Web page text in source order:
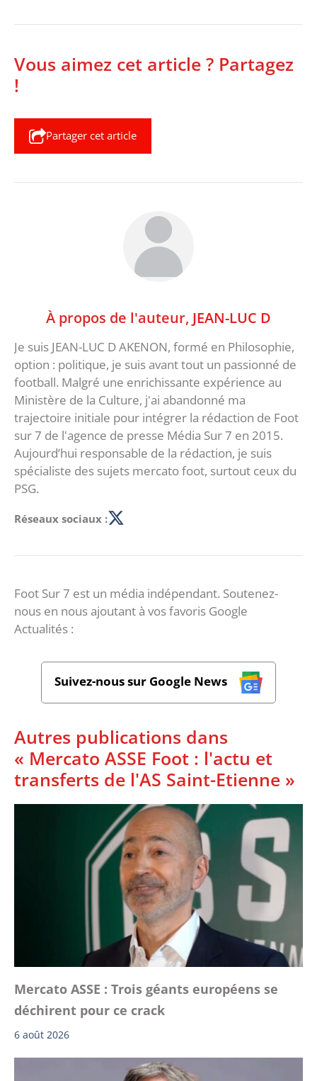
Vous aimez cet article ? Partagez
!
Partager cet article
À propos de l'auteur, JEAN-LUC D
Je suis JEAN-LUC D AKENON, formé en Philosophie,
option : politique, je suis avant tout un passionné de
football. Malgré une enrichissante expérience au
Ministère de la Culture, j'ai abandonné ma
trajectoire initiale pour intégrer la rédaction de Foot
sur 7 de l'agence de presse Média Sur 7 en 2015.
Aujourd’hui responsable de la rédaction, je suis
spécialiste des sujets mercato foot, surtout ceux du
PSG.
Réseaux sociaux :
Foot Sur 7 est un média indépendant. Soutenez-
nous en nous ajoutant à vos favoris Google
Actualités :
Suivez-nous sur Google News
Autres publications dans
« Mercato ASSE Foot : l'actu et
transferts de l'AS Saint-Etienne »
Mercato ASSE : Trois géants européens se
déchirent pour ce crack
6 août 2026